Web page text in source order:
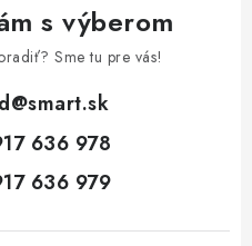
s výberom
Sme tu pre vás!
@smart.sk
636 978
636 979